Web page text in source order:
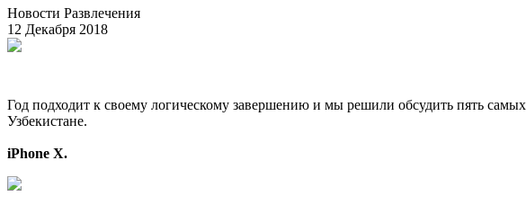
Новости Развлечения
12 Декабря 2018
Год подходит к своему логическому завершению и мы решили обсудить пять
Узбекистане.
iPhone X.